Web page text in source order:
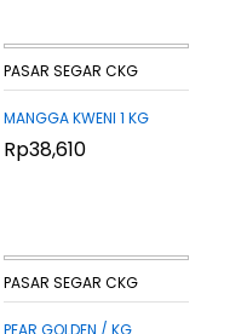
PASAR SEGAR CKG
MANGGA KWENI 1 KG
Rp38,610
Rp38,610
PASAR SEGAR CKG